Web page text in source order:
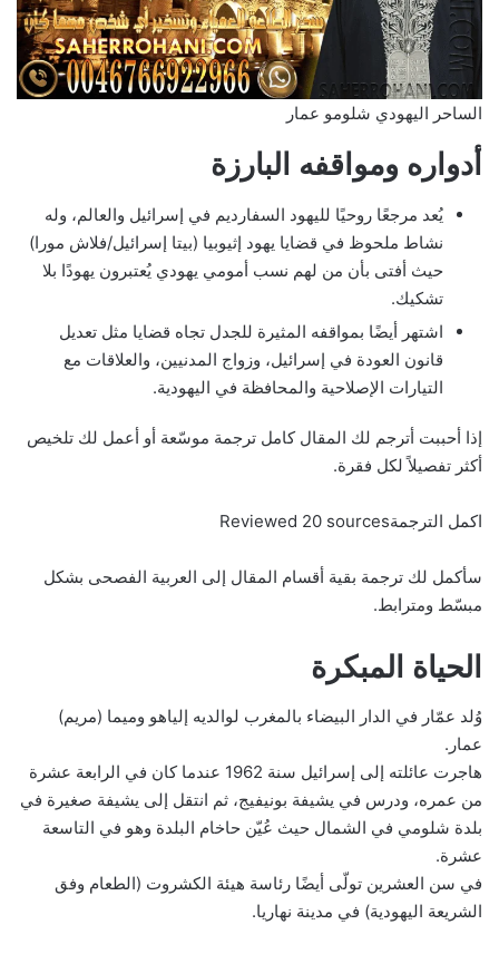
الساحر اليهودي شلومو عمار
أدواره ومواقفه البارزة
يُعد مرجعًا روحيًا لليهود السفارديم في إسرائيل والعالم، وله
نشاط ملحوظ في قضايا يهود إثيوبيا (بيتا إسرائيل/فلاش مورا)
حيث أفتى بأن من لهم نسب أمومي يهودي يُعتبرون يهودًا بلا
تشكيك.
اشتهر أيضًا بمواقفه المثيرة للجدل تجاه قضايا مثل تعديل
قانون العودة في إسرائيل، وزواج المدنيين، والعلاقات مع
التيارات الإصلاحية والمحافظة في اليهودية.
إذا أحببت أترجم لك المقال كامل ترجمة موسّعة أو أعمل لك تلخيص
أكثر تفصيلاً لكل فقرة.
اكمل الترجمةReviewed 20 sources
سأكمل لك ترجمة بقية أقسام المقال إلى العربية الفصحى بشكل
مبسّط ومترابط.
الحياة المبكرة
وُلد عمّار في الدار البيضاء بالمغرب لوالديه إلياهو وميما (مريم)
عمار.
هاجرت عائلته إلى إسرائيل سنة 1962 عندما كان في الرابعة عشرة
من عمره، ودرس في يشيفة بونيفيج، ثم انتقل إلى يشيفة صغيرة في
بلدة شلومي في الشمال حيث عُيّن حاخام البلدة وهو في التاسعة
عشرة.
في سن العشرين تولّى أيضًا رئاسة هيئة الكشروت (الطعام وفق
الشريعة اليهودية) في مدينة نهاريا.